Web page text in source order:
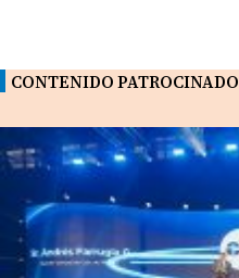
CONTENIDO PATROCINADO